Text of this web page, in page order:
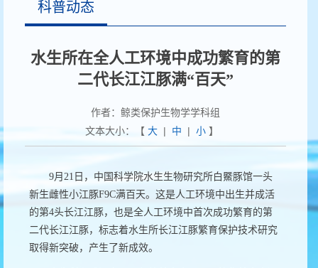
科普动态
水生所在全人工环境中成功繁育的第
二代长江江豚满“百天”
作者：鲸类保护生物学学科组
文本大小：【 大| 中 | 小】
9月 21 日，中国科学院水生生物研究所白鱀豚馆一头
新生雌性小江豚F9C满百天。这是人工环境中出生并成活
的第4头长江江豚，也是全人工环境中首次成功繁育的第
二代长江江豚，标志着水生所长江江豚繁育保护技术研究
取得新突破，产生了新成效。